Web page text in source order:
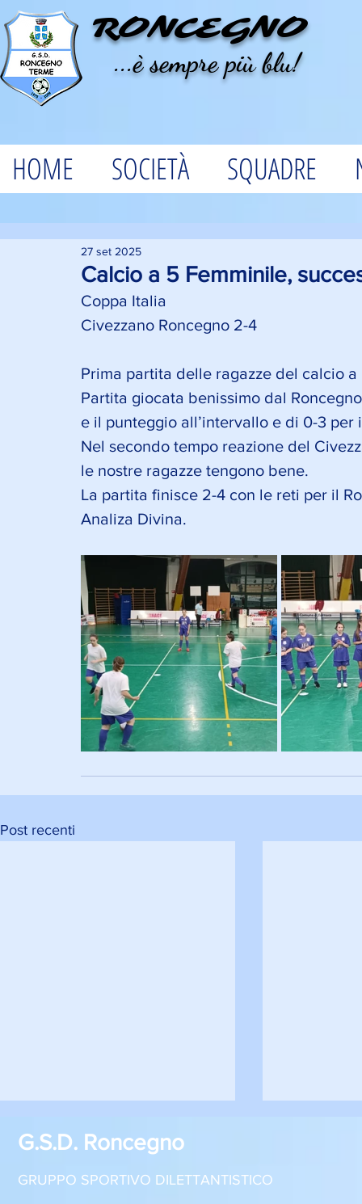
RONCEGNO
...è sempre più blu!
HOME SOCIETÀ SQUADRE
Calcio a 5 Femminile,
27 set 2025
Coppa Italia
Civezzano Roncegno 2-4
Prima partita delle ragazze del calcio
Partita giocata benissimo dal
e il punteggio all’intervallo e di 0-3 per
Nel secondo tempo reazione del
le nostre ragazze tengono bene.
La partita finisce 2-4 con le reti per il
Analiza Divina.
Post recenti
G.S.D. Roncegno
GRUPPO SPORTIVO DILETTANTISTICO